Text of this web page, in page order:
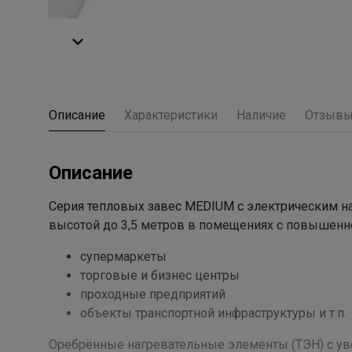
Описание Характеристики Наличие Отзывы
Описание
Серия тепловых завес MEDIUM с электрическим
высотой до 3,5 метров в помещениях с
супермаркеты
торговые и бизнес центры
проходные предприятий
объекты транспортной инфраструктуры и т.п.
Оребрённые нагревательные элементы (ТЭН) с